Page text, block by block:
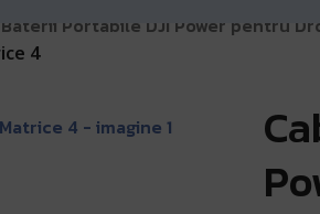
Baterii Portabile DJI Power pentru
4